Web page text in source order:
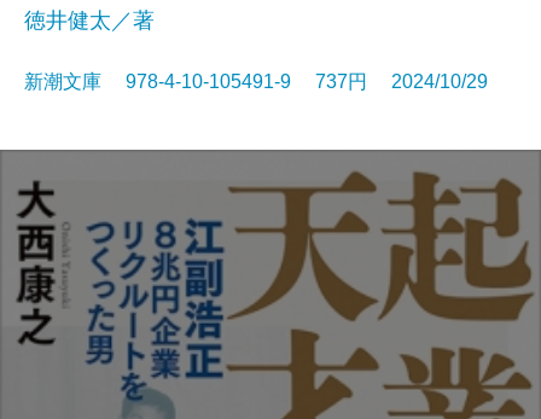
徳井健太／著
新潮文庫 978-4-10-105491-9 737円 2024/10/29